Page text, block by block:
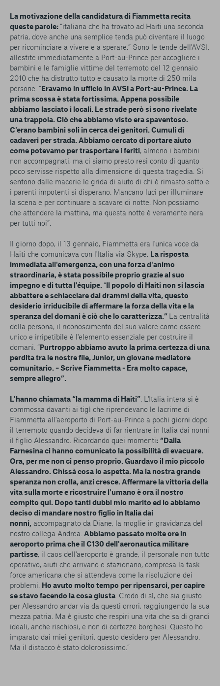
La motivazione della candidatura di Fiammetta recita
queste parole:“italiana che ha trovato ad Haiti una seconda
patria, dove anche una semplice tenda può diventare il luogo
per ricominciare a vivere e a sperare.” Sono le tende dell'AVSI,
allestite immediatamente a Port-au-Prince per accogliere i
bambini e le famiglie vittime del terremoto del 12 gennaio
2010 che ha distrutto tutto e causato la morte di 250 mila
persone. “Eravamo in ufficio in AVSI a Port-au-Prince. La
prima scossa è stata fortissima. Appena possibile
abbiamo lasciato i locali. Le strade però si sono rivelate
una trappola. Ciò che abbiamo visto era spaventoso.
C'erano bambini soli in cerca dei genitori. Cumuli di
cadaveri per strada.Abbiamo cercato di portare aiuto
come potevamo per trasportare i feriti, almeno i bambini
non accompagnati, ma ci siamo presto resi conto di quanto
poco servisse rispetto alla dimensione di questa tragedia. Si
sentono dalle macerie le grida di aiuto di chi è rimasto sotto e
i parenti impotenti si disperano. Mancano luci per illuminare
la scena e per continuare a scavare di notte. Non possiamo
che attendere la mattina, ma questa notte è veramente nera
per tutti noi”.
Il giorno dopo, il 13 gennaio, Fiammetta era l'unica voce da
Haiti che comunicava con l'Italia via Skype. La risposta
immediata all'emergenza, con una forza d'animo
straordinaria, è stata possibile proprio grazie al suo
impegno e di tutta l'équipe.“Il popolo di Haiti non si lascia
abbattere e schiacciare dai drammi della vita, questo
desiderio irriducibile di affermare la forza della vita e la
speranza del domani è ciò che lo caratterizza.” La centralità
della persona, il riconoscimento del suo valore come essere
unico e irripetibile è l'elemento essenziale per costruire il
domani. “Purtroppo abbiamo avuto la prima certezza di una
perdita tra le nostre file, Junior, un giovane mediatore
comunitario.– Scrive Fiammetta - Era molto capace,
sempre allegro”.
L'hanno chiamata “la mamma di Haiti” . L'Italia intera si è
commossa davanti ai tigì che riprendevano le lacrime di
Fiammetta all'aeroporto di Port-au-Prince a pochi giorni dopo
il terremoto quando decideva di far rientrare in Italia dai nonni
il figlio Alessandro. Ricordando quei momenti: “Dalla
Farnesina ci hanno comunicato la possibilità di evacuare.
Ora, per me non ci penso proprio. Guardavo il mio piccolo
Alessandro. Chissà cosa lo aspetta. Ma la nostra grande
speranza non crolla, anzi cresce. Affermare la vittoria della
vita sulla morte e ricostruire l'umano è ora il nostro
compito qui. Dopo tanti dubbi mio marito ed io abbiamo
deciso di mandare nostro figlio in Italia dai
nonni, accompagnato da Diane, la moglie in gravidanza del
nostro collega Andrea. Abbiamo passato molte ore in
aeroporto prima che il C130 dell'aeronautica militare
partisse, il caos dell'aeroporto è grande, il personale non tutto
operativo, aiuti che arrivano e stazionano, compresa la task
force americana che si attendeva come la risoluzione dei
problemi. Ho avuto molto tempo per ripensarci, per capire
se stavo facendo la cosa giusta . Credo di sì, che sia giusto
per Alessandro andar via da questi orrori, raggiungendo la sua
mezza patria. Ma è giusto che respiri una vita che sa di grandi
ideali, anche rischiosi, e non di certezze borghesi. Questo ho
imparato dai miei genitori, questo desidero per Alessandro.
Ma il distacco è stato dolorosissimo.”